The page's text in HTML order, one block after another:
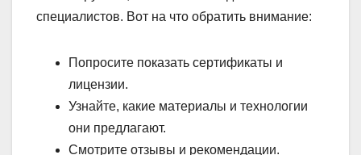
специалистов. Вот на что обратить внимание:
Попросите показать сертификаты и
лицензии.
Узнайте, какие материалы и технологии
они предлагают.
Смотрите отзывы и рекомендации.